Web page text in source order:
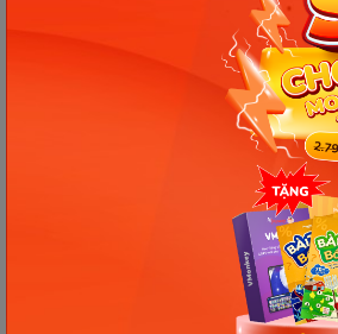
Thông tin trong bài viết được
mục đích tham khảo và có
không cần báo trước. Quý
kiểm tra lại qua các kênh
hệ trực tiếp với đơn vị liên